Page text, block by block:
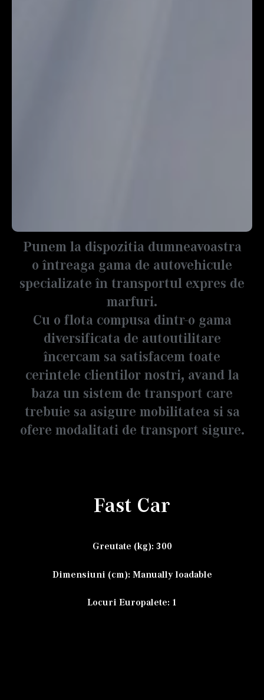
Punem la dispozitia dumneavoastra
o întreaga gama de autovehicule
specializate în transportul expres de
marfuri.
Cu o flota compusa dintr-o gama
diversificata de autoutilitare
încercam sa satisfacem toate
cerintele clientilor nostri, avand la
baza un sistem de transport care
trebuie sa asigure mobilitatea si sa
ofere modalitati de transport sigure.
Fast Car
Greutate (kg): 300
Dimensiuni (cm): Manually loadable
Locuri Europalete: 1